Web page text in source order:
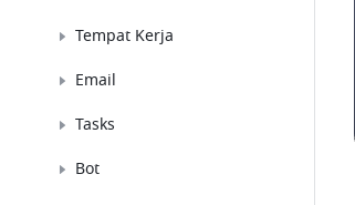
Tempat Kerja
Email
Tasks
Bot